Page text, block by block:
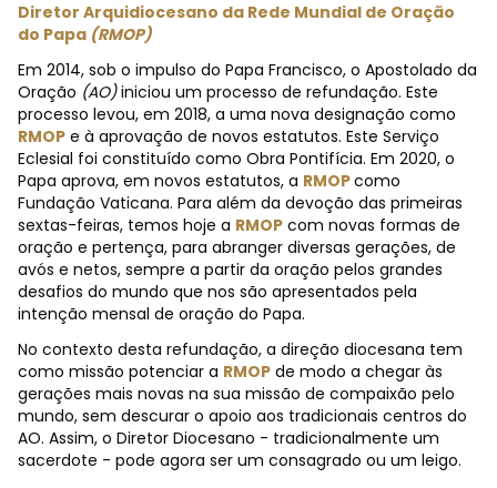
Diretor Arquidiocesano da Rede Mundial de Oração
do Papa (RMOP)
Em 2014, sob o impulso do Papa Francisco, o Apostolado da
Oração (AO)iniciou um processo de refundação. Este
processo levou, em 2018, a uma nova designação como
RMOP e à aprovação de novos estatutos. Este Serviço
Eclesial foi constituído como Obra Pontifícia. Em 2020, o
Papa aprova, em novos estatutos, a RMOPcomo
Fundação Vaticana. Para além da devoção das primeiras
sextas-feiras, temos hoje a RMOP com novas formas de
oração e pertença, para abranger diversas gerações, de
avós e netos, sempre a partir da oração pelos grandes
desafios do mundo que nos são apresentados pela
intenção mensal de oração do Papa.
No contexto desta refundação, a direção diocesana tem
como missão potenciar a RMOP de modo a chegar às
gerações mais novas na sua missão de compaixão pelo
mundo, sem descurar o apoio aos tradicionais centros do
AO. Assim, o Diretor Diocesano - tradicionalmente um
sacerdote - pode agora ser um consagrado ou um leigo.